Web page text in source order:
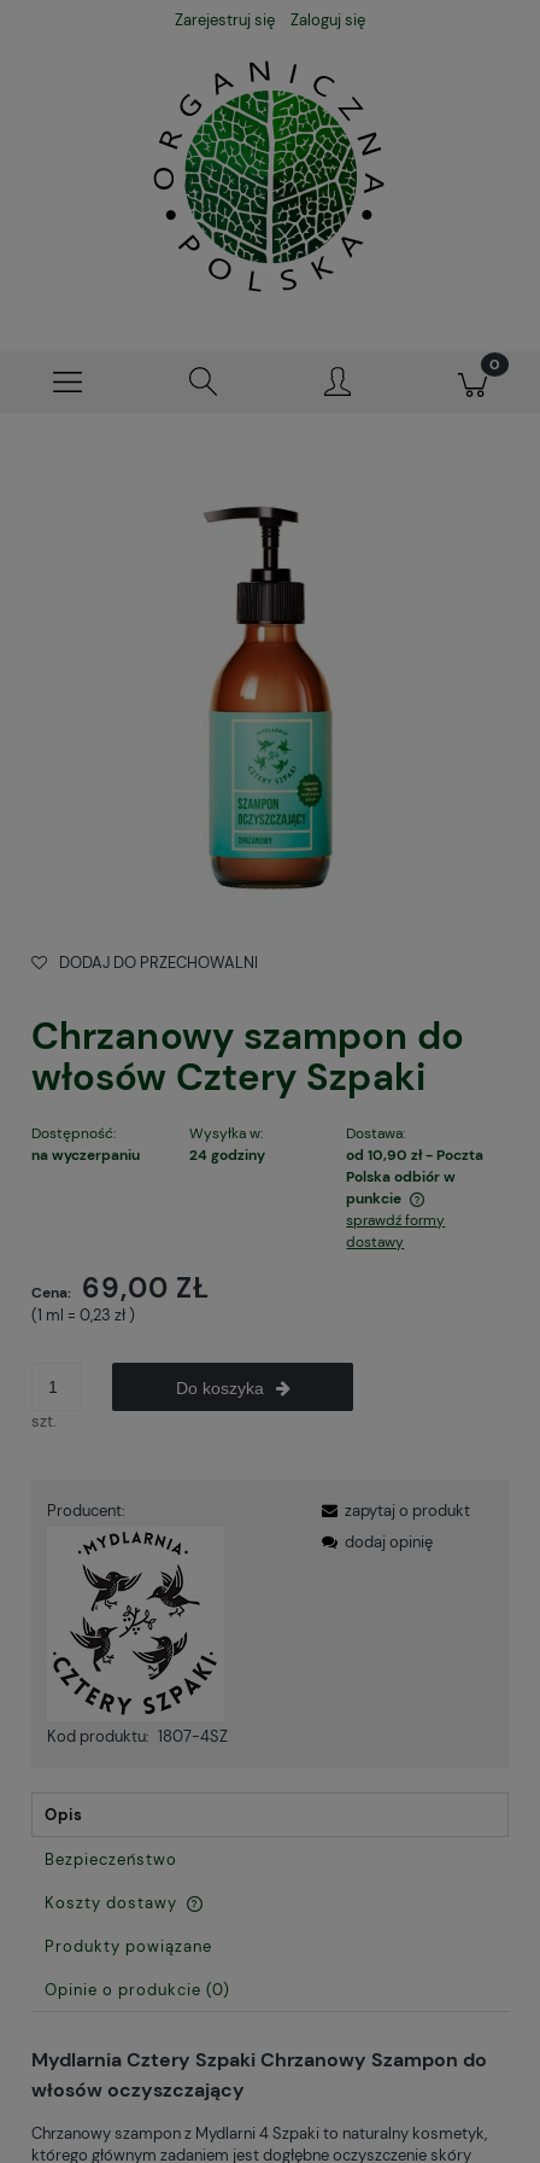
Zarejestruj się Zaloguj się
DODAJ DO PRZECHOWALNI
Chrzanowy szampon do
włosów Cztery Szpaki
Dostępność:
na wyczerpaniu
Wysyłka w:
24 godziny
Dostawa:
od 10,90 zł- Poczta
Polska odbiór w
punkcie
Cena nie zawiera ewentualnych kosztów płatności
sprawdź formy
dostawy
Cena: 69,00 ZŁ
(1 ml = 0,23 zł )
szt.
Do koszyka
Producent:
Kod produktu: 1807-4SZ
zapytaj o produkt
dodaj opinię
Opis
Bezpieczeństwo
Koszty dostawy
Cena nie zawiera ewentualnych kosztów płatności
Produkty powiązane
Opinie o produkcie (0)
Mydlarnia Cztery Szpaki Chrzanowy Szampon do
włosów oczyszczający
Chrzanowy szampon z Mydlarni 4 Szpaki to naturalny kosmetyk,
którego głównym zadaniem jest dogłębne oczyszczenie skóry